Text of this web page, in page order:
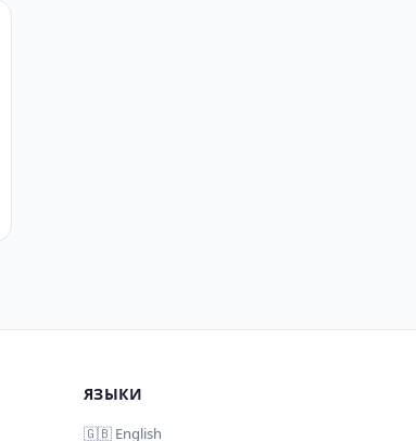
ЯЗЫКИ
🇬🇧 English